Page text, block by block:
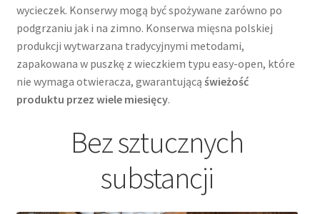
wycieczek. Konserwy mogą być spożywane zarówno po
podgrzaniu jak i na zimno. Konserwa mięsna polskiej
produkcji wytwarzana tradycyjnymi metodami,
zapakowana w puszkę z wieczkiem typu easy-open, które
nie wymaga otwieracza, gwarantującą świeżość
produktu przez wiele miesięcy.
Bez sztucznych
substancji